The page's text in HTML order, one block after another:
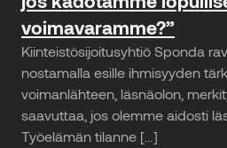
voimavaramme?”
Kiinteistösijoitusyhtiö Sponda
nostamalla esille ihmisyyden
voimanlähteen, läsnäolon,
saavuttaa, jos olemme aidosti
Työelämän tilanne […]